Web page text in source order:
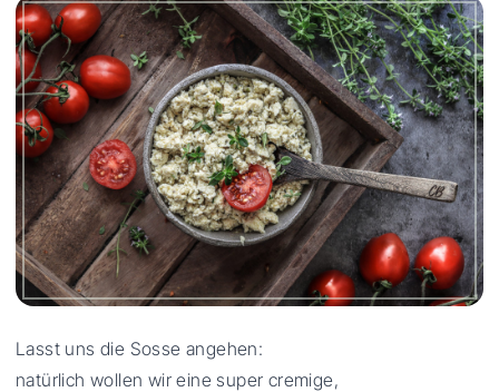
Lasst uns die Sosse angehen:
natürlich wollen wir eine super cremige,